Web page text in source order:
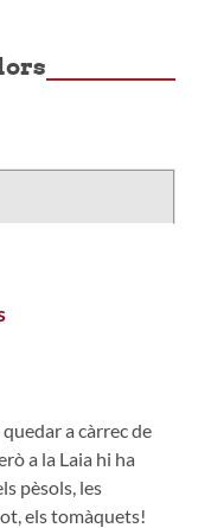
a càrrec de
a la Laia hi ha
pèsols, les
els tomàquets!